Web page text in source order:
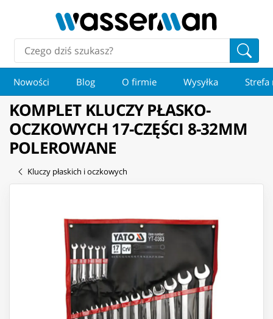
Nowości Blog O firmie Wysyłka Strefa
KOMPLET KLUCZY PŁASKO-
OCZKOWYCH 17-CZĘŚCI 8-32MM
POLEROWANE
Kluczy płaskich i oczkowych